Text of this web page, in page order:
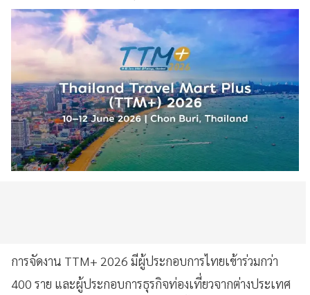
การจัดงาน TTM+ 2026 มีผู้ประกอบการไทยเข้าร่วมกว่า
400 ราย และผู้ประกอบการธุรกิจท่องเที่ยวจากต่างประเทศ